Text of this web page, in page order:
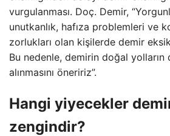
vurgulanması. Doç. Demir,
unutkanlık, hafıza problemleri ve
zorlukları olan kişilerde demir
Bu nedenle, demirin doğal yolların
alınmasını öneririz”.
Hangi yiyecekler
zengindir?